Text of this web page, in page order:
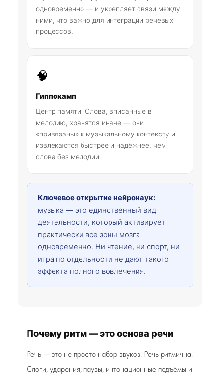
одновременно — и укрепляет связи между
ними, что важно для интеграции речевых
процессов.
🧠
Гиппокамп
Центр памяти. Слова, вписанные в
мелодию, хранятся иначе — они
«привязаны» к музыкальному контексту и
извлекаются быстрее и надёжнее, чем
слова без мелодии.
Ключевое открытие нейронаук:
музыка — это единственный вид
деятельности, который активирует
практически все зоны мозга
одновременно. Ни чтение, ни спорт, ни
игра по отдельности не дают такого
эффекта полного вовлечения.
Почему ритм — это основа речи
Речь — это не просто набор звуков. Речь ритмична.
Слоги, ударения, паузы, интонационные подъёмы и